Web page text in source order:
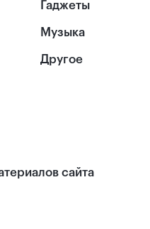
Гаджеты
Музыка
Другое
сайта